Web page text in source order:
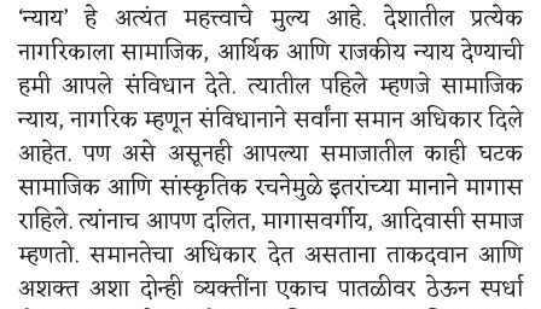
‘न्याय’ हे अत्यंत महत्त्वाचे मुल्य आहे. देशातील प्रत्येक
नागरिकाला सामाजिक, आर्थिक आणि राजकीय न्याय देण्याची
हमी आपले संविधान देते. त्यातील पहिले म्हणजे सामाजिक
न्याय, नागरिक म्हणून संविधानाने सर्वांना समान अधिकार दिले
आहेत. पण असे असूनही आपल्या समाजातील काही घटक
सामाजिक आणि सांस्कृतिक रचनेमुळे इतरांच्या मानाने मागास
राहिले. त्यांनाच आपण दलित, मागासवर्गीय, आदिवासी समाज
म्हणतो. समानतेचा अधिकार देत असताना ताकदवान आणि
अशक्त अशा दोन्ही व्यक्तींना एकाच पातळीवर ठेऊन स्पर्धा